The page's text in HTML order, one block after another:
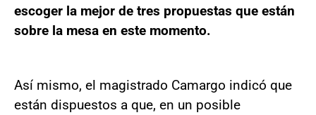
escoger la mejor de tres propuestas que están
sobre la mesa en este momento.
Así mismo, el magistrado Camargo indicó que
están dispuestos a que, en un posible